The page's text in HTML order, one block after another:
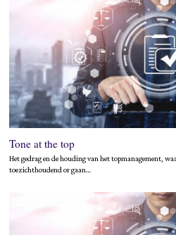
Tone at the top
Het gedrag en de houding van het topmanagement,
toezichthoudend or gaan…